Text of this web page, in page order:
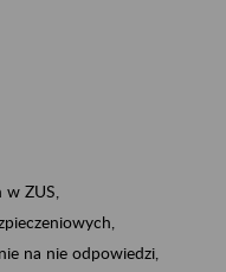
w ZUS,
na nie odpowiedzi,